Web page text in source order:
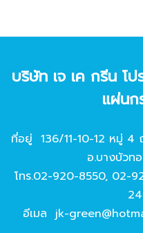
บริษัท เจ เค กรีน โ
แผ่นก
ที่อยู่ 136/11-10-12 หมู่ 4
อ.บางบัวท
โทร.02-920-8550, 02-
อีเมล jk-